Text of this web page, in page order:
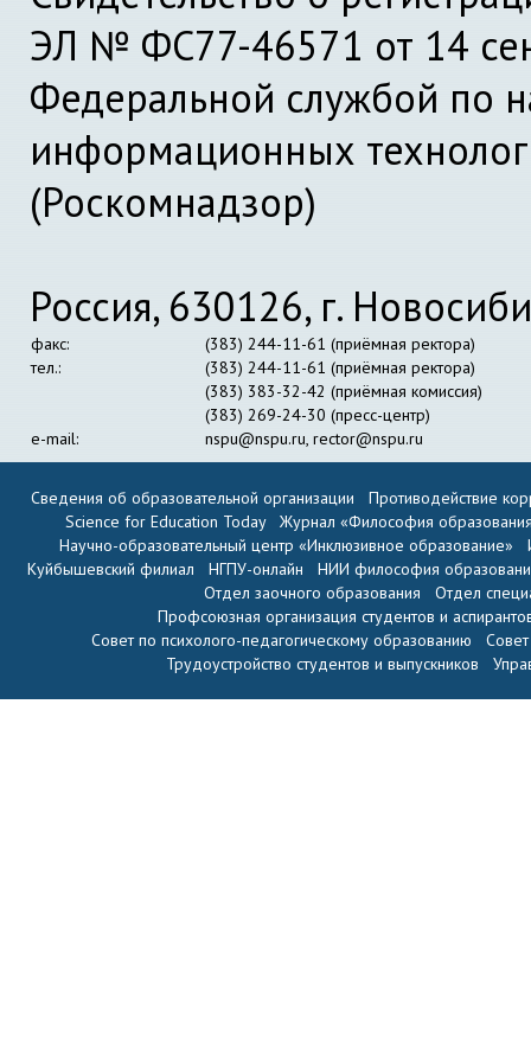
ЭЛ № ФС77-46571 от 14
Федеральной службой по
информационных
(Роскомнадзор)
Россия, 630126, г.
факс:
(383) 244-11-61 (приёмная ректора)
тел.:
(383) 244-11-61 (приёмная ректора)
(383) 383-32-42 (приёмная комиссия)
(383) 269-24-30 (пресс-центр)
e-mail:
nspu@nspu.ru, rector@nspu.ru
Сведения об образовательной организации
Противодействие
Science for Education Today
Журнал «Философия
Научно-образовательный центр «Инклюзивное образование»
Куйбышевский филиал
НГПУ-онлайн
НИИ философия
Отдел заочного образования
Отдел
Профсоюзная организация студентов и
Совет по психолого-педагогическому образованию
Трудоустройство студентов и выпускников